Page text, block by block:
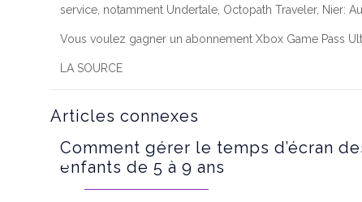
service, notamment Undertale, Octopath Traveler, Nier:
Vous voulez gagner un abonnement Xbox Game Pass
LA SOURCE
Articles connexes
Comment gérer le temps d’écran
enfants de 5 à 9 ans